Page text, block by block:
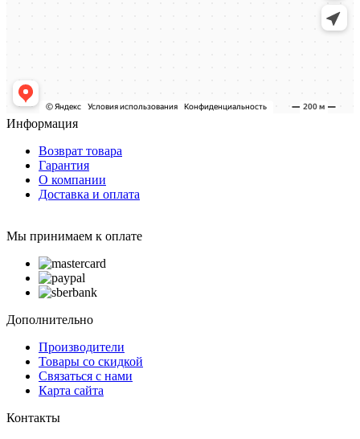
Информация
Возврат товара
Гарантия
О компании
Доставка и оплата
Мы принимаем к оплате
Дополнительно
Производители
Товары со скидкой
Связаться с нами
Карта сайта
Контакты